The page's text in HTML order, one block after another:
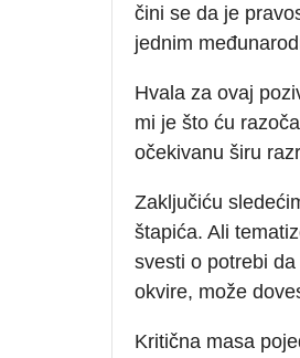
čini se da je
jednim
Hvala za ovaj
mi je što ću
očekivanu širu
Zaključiću
štapića. Ali
svesti o potrebi
okvire, može
Kritična masa